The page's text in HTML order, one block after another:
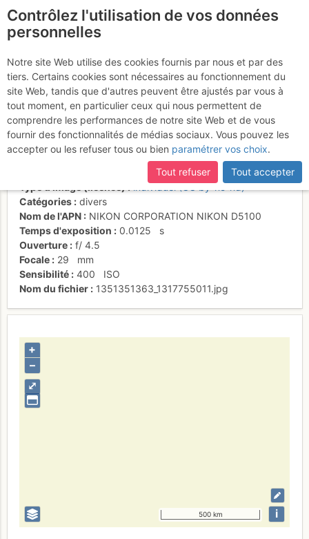
Tête de Lassy - le
fumeur
Activités
Date/heure
individuel (CC by-nc-nd)
Catégories
divers
Nom de l'APN
NIKON CORPORATION NIKON D5100
Temps d'exposition
0.0125
s
Ouverture
f/ 4.5
Focale
29
mm
Sensibilité
400
ISO
Nom du fichier
1351351363_1317755011.jpg
⤢
+
–
500 km i
Contrôlez l'utilisation de vos données
personnelles
Notre site Web utilise des cookies fournis par nous et par des
tiers. Certains cookies sont nécessaires au fonctionnement du
site Web, tandis que d'autres peuvent être ajustés par vous à
tout moment, en particulier ceux qui nous permettent de
comprendre les performances de notre site Web et de vous
fournir des fonctionnalités de médias sociaux. Vous pouvez les
accepter ou les refuser tous ou bien paramétrer vos choix.
Tout refuser
Tout accepter